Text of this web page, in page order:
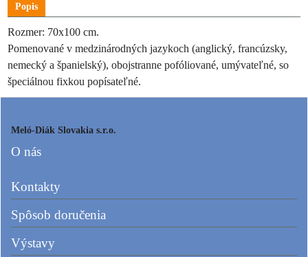
Popis
Rozmer: 70x100 cm.
Pomenované v medzinárodných jazykoch (anglický, francúzsky,
nemecký a španielský), obojstranne pofóliované, umývateľné, so
špeciálnou fixkou popísateľné.
Meló-Diák Slovakia s.r.o.
O nás
Kontakty
Spôsob doručenia
Výstavy